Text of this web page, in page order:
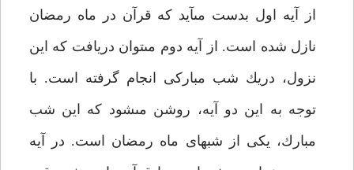
از آيه اول بدست مى‏آيد كه قرآن در ماه رمضان
نازل شده است. از آيه دوم مى‏توان دريافت كه اين
نزول، دريك شب مباركى انجام گرفته است. با
توجه به اين دو آيه، روشن مى‏شود كه اين شب
مبارك، يكى از شب‏هاى ماه رمضان است. در آيه